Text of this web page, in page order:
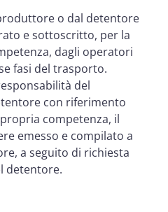
o dal detentore
e sottoscritto, per la
dagli operatori
fasi del trasporto.
del
con riferimento
competenza, il
emesso e compilato a
a seguito di richiesta
detentore.